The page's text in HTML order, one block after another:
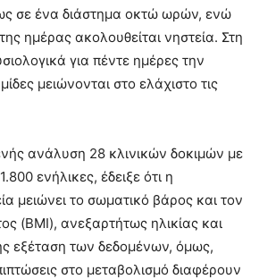
σε ένα διάστημα οκτώ ωρών, ενώ
ημέρας ακολουθείται νηστεία. Στη
για πέντε ημέρες την
μειώνονται στο ελάχιστο τις
ανάλυση 28 κλινικών δοκιμών με
ενήλικες, έδειξε ότι η
μειώνει το σωματικό βάρος και τον
(BMI), ανεξαρτήτως ηλικίας και
εξέταση των δεδομένων, όμως,
στο μεταβολισμό διαφέρουν